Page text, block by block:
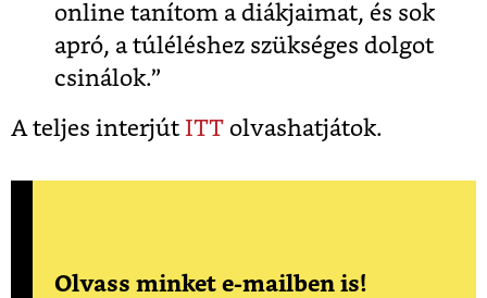
online tanítom a diákjaimat, és sok
apró, a túléléshez szükséges dolgot
csinálok.”
A teljes interjút ITT olvashatjátok.
Olvass minket e-mailben is!